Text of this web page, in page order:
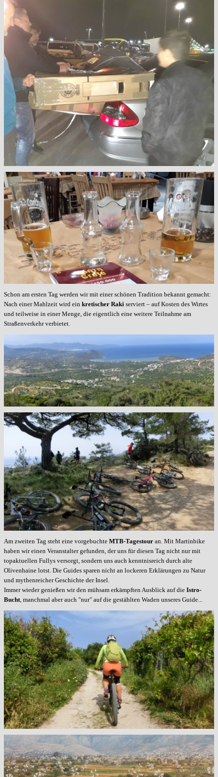
Schon am ersten Tag werden wir mit einer schönen Tradition bekannt gemacht:
Nach einer Mahlzeit wird ein kretischer Raki serviert – auf Kosten des Wirtes
und teilweise in einer Menge, die eigentlich eine weitere Teilnahme am
Straßenverkehr verbietet.
Am zweiten Tag steht eine vorgebuchte MTB-Tagestour an. Mit Martinbike
haben wir einen Veranstalter gefunden, der uns für diesen Tag nicht nur mit
topaktuellen Fullys versorgt, sondern uns auch kenntnisreich durch alte
Olivenhaine lotst. Die Guides sparen nicht an lockeren Erklärungen zu Natur
und mythenreicher Geschichte der Insel.
Immer wieder genießen wir den mühsam erkämpften Ausblick auf die Istro-
Bucht , manchmal aber auch "nur" auf die gestählten Waden unseres Guide...